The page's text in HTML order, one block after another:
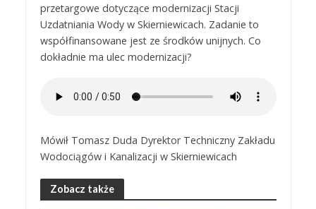
przetargowe dotyczące modernizacji Stacji
Uzdatniania Wody w Skierniewicach. Zadanie to
współfinansowane jest ze środków unijnych. Co
dokładnie ma ulec modernizacji?
Mówił Tomasz Duda Dyrektor Techniczny Zakładu
Wodociągów i Kanalizacji w Skierniewicach
Zobacz także